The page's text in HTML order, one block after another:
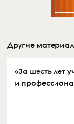
Другие
«За шесть лет
и